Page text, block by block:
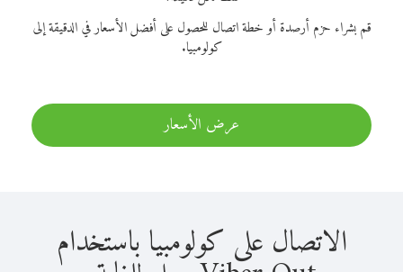
قم بشراء حزم أرصدة أو خطة اتصال للحصول على أفضل الأسعار في الدقيقة إلى
كولومبيا.
عرض الأسعار
الاتصال على كولومبيا باستخدام